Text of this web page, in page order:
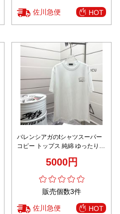
佐川急便 HOT
バレンシアガのtシャツスーパー
コピー トップス 純綿 ゆったり
5000円
販売個数3件
佐川急便 HOT